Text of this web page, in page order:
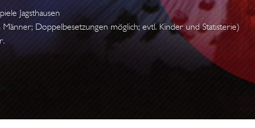
Jagsthausen
Doppelbesetzungen möglich; evtl. Kinder und Statisterie)